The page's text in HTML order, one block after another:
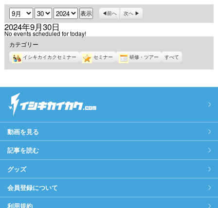
月 日 年 前へ 次へ
2024年9月30日
No events scheduled for today!
カテゴリー
イシキカイカクセミナー セミナー 研修・ツアー すべて
動画を見る
記事を読む
グッズ
会員登録について